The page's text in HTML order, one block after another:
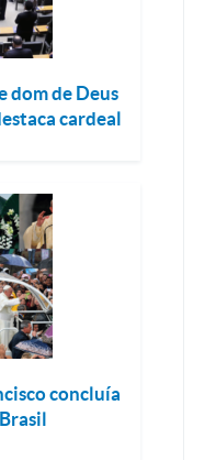
dom de Deus
cardeal
concluía